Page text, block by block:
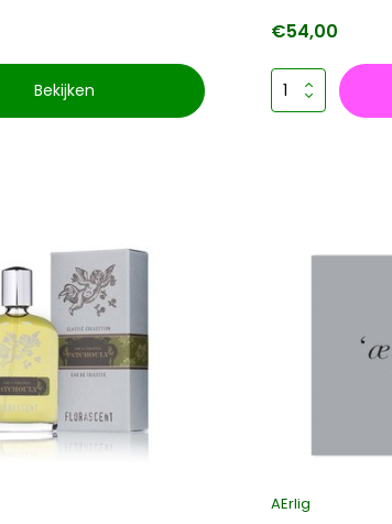
Bekijken
€54,00
AErlig